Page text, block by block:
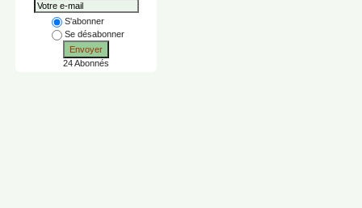
S'abonner
Se désabonner
Envoyer
24 Abonnés